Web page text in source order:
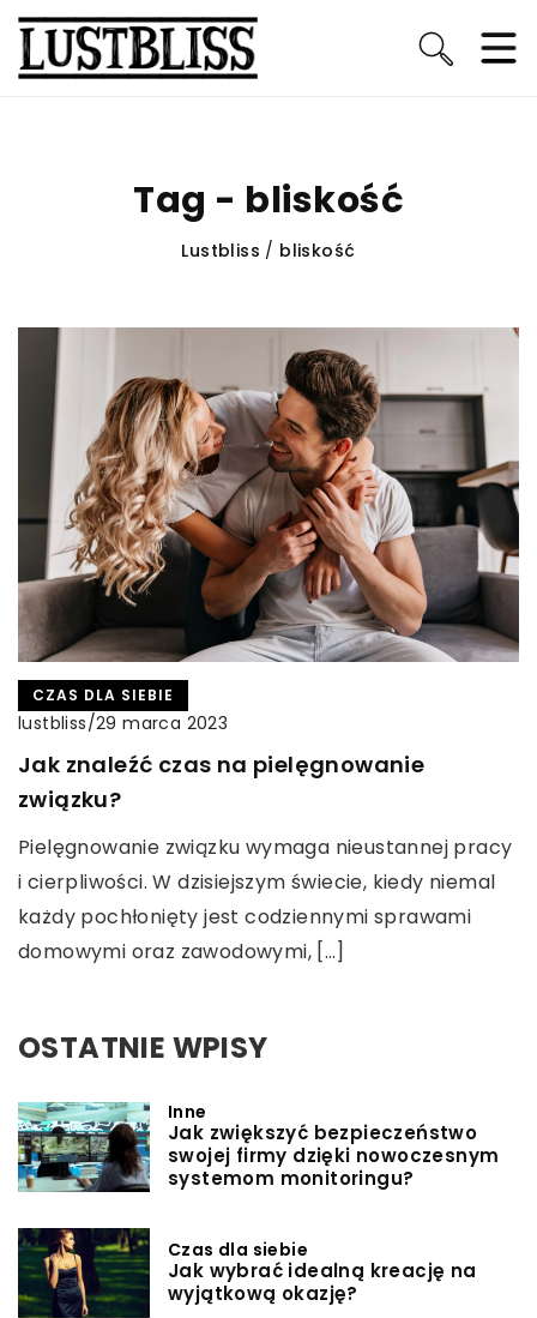
Tag - bliskość
Lustbliss / bliskość
CZAS DLA SIEBIE
lustbliss/29 marca 2023
Jak znaleźć czas na pielęgnowanie
związku?
Pielęgnowanie związku wymaga nieustannej pracy
i cierpliwości. W dzisiejszym świecie, kiedy niemal
każdy pochłonięty jest codziennymi sprawami
domowymi oraz zawodowymi, […]
OSTATNIE WPISY
Inne
Jak zwiększyć bezpieczeństwo
swojej firmy dzięki nowoczesnym
systemom monitoringu?
Czas dla siebie
Jak wybrać idealną kreację na
wyjątkową okazję?